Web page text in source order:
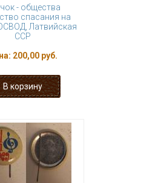
- общества
спасания на
Латвийская
ССР
200,00 руб.